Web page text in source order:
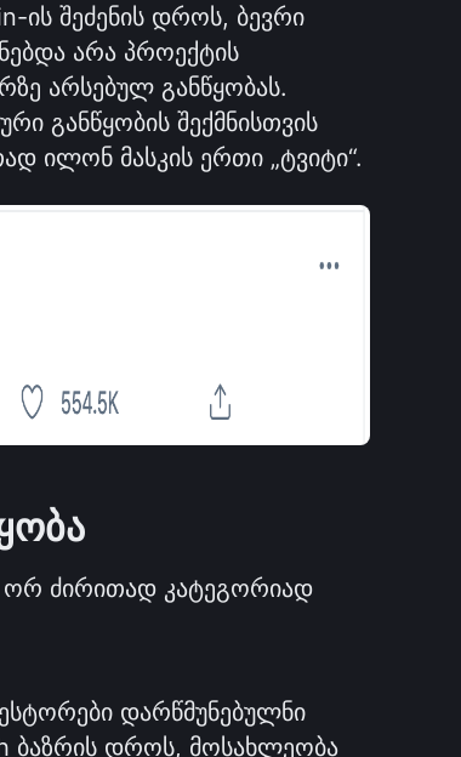
ის შეძენის დროს, ბევრი
არსებულ განწყობას.
განწყობის შექმნისთვის
ილონ მასკის ერთი „ტვიტი“.
ორ ძირითად კატეგორიად
დარწმუნებულნი
ბაზრის დროს, მოსახლეობა